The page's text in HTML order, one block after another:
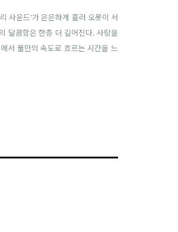
사운드’가 은은하게 흘러 오롯이 서
달콤함은 한층 더 깊어진다. 사랑을
서 둘만의 속도로 흐르는 시간을 느